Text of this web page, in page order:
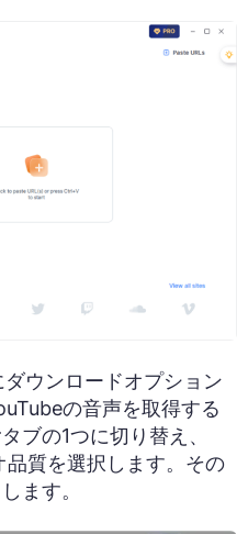
ウンロードオプション
の音声を取得する
タブの1つに切り替え、
質を選択します。その
ます。